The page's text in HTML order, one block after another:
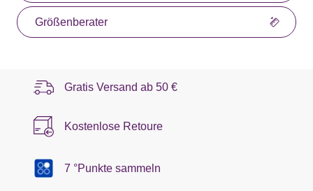
Größenberater
Gratis Versand ab 50 €
Kostenlose Retoure
7 °Punkte sammeln